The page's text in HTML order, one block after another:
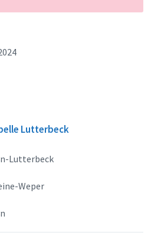
Lutterbeck
Lutterbeck
Weper